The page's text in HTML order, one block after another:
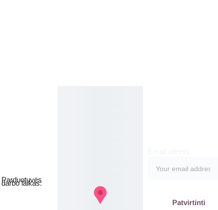
Patvirtinti
Parduotuvės
darbo laikas: